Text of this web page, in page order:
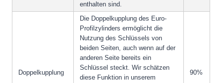
enthalten sind.
Doppelkupplung
Die Doppelkupplung des Euro-
Profilzylinders ermöglicht die
Nutzung des Schlüssels von
beiden Seiten, auch wenn auf der
anderen Seite bereits ein
Schlüssel steckt. Wir schätzen
diese Funktion in unserem
90%